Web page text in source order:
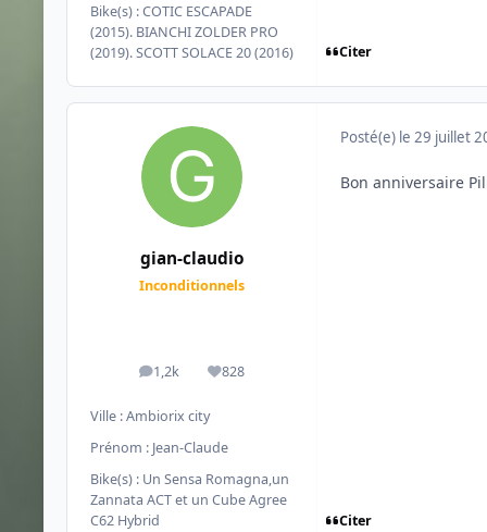
Bike(s) :COTIC ESCAPADE
(2015). BIANCHI ZOLDER PRO
(2019). SCOTT SOLACE 20 (2016)
Citer
gian-claudio
Inconditionnels
1,2k
messages828
Réputation
Ville :Ambiorix city
Prénom : Jean-Claude
Bike(s) : Un Sensa Romagna,un
Zannata ACT et un Cube Agree
C62 Hybrid
Posté(e) le 29 juillet
Bon anniversaire
Citer